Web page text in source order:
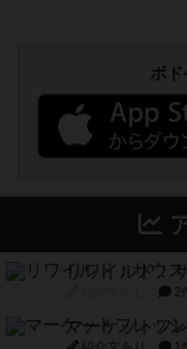
ボ
リワイルド：
2
マーケットフ